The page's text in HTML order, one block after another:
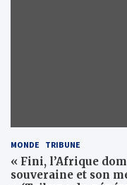
MONDE TRIBUNE
« Fini, l’Afrique
souveraine et son